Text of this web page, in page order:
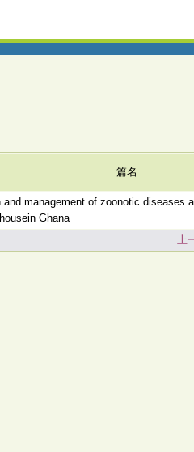
篇名
and management of zoonotic diseases
Ghana
上